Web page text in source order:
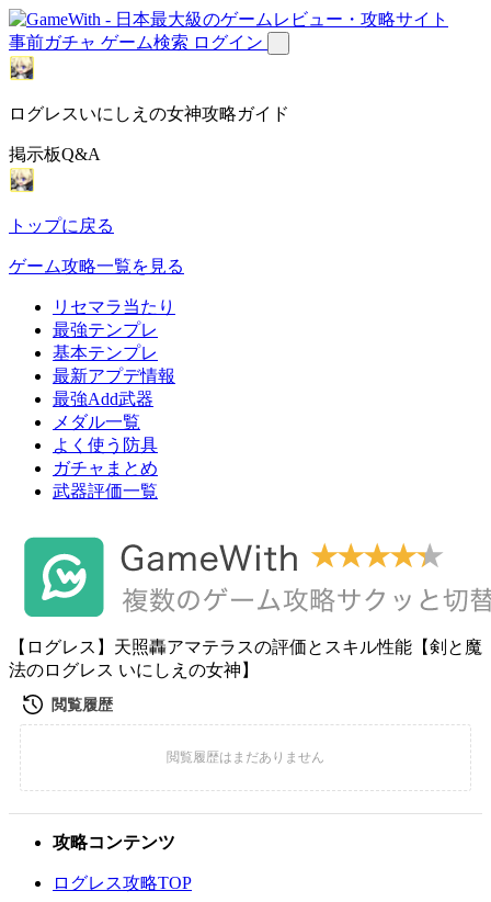
事前ガチャ ゲーム検索 ログイン
ログレスいにしえの女神攻略ガイド
掲示板Q&A
トップに戻る
ゲーム攻略一覧を見る
リセマラ当たり
最強テンプレ
基本テンプレ
最新アプデ情報
最強Add武器
メダル一覧
よく使う防具
ガチャまとめ
武器評価一覧
【ログレス】天照轟アマテラスの評価とスキル性能【剣と魔
法のログレス いにしえの女神】
攻略コンテンツ
ログレス攻略TOP